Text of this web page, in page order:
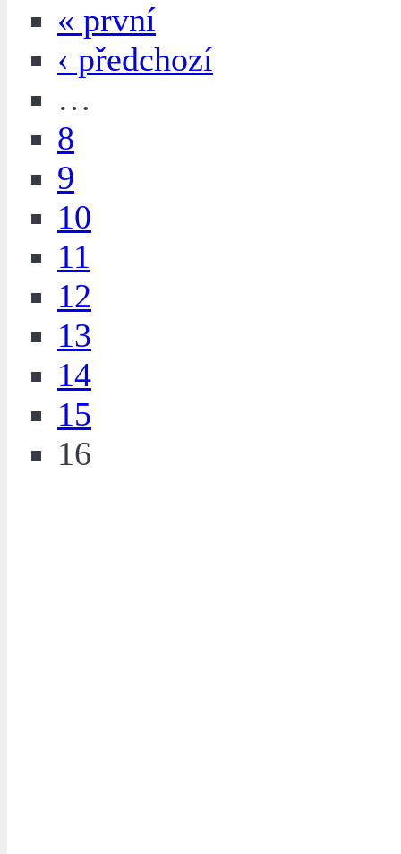
« první
‹ předchozí
…
8
9
10
11
12
13
14
15
16